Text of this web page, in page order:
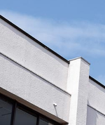
ス学